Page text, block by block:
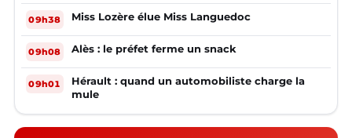
09h38 Miss Lozère élue Miss Languedoc
09h08 Alès : le préfet ferme un snack
09h01
Hérault : quand un automobiliste charge la
mule